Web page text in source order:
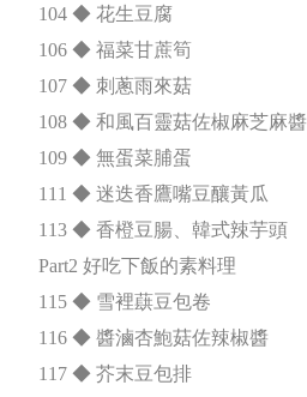
104 ◆ 花生豆腐
106 ◆ 福菜甘蔗筍
107 ◆ 刺蔥雨來菇
108 ◆ 和風百靈菇佐椒麻芝麻醬
109 ◆ 無蛋菜脯蛋
111 ◆ 迷迭香鷹嘴豆釀黃瓜
113 ◆ 香橙豆腸、韓式辣芋頭
Part2 好吃下飯的素料理
115 ◆ 雪裡蕻豆包卷
116 ◆ 醬滷杏鮑菇佐辣椒醬
117 ◆ 芥末豆包排